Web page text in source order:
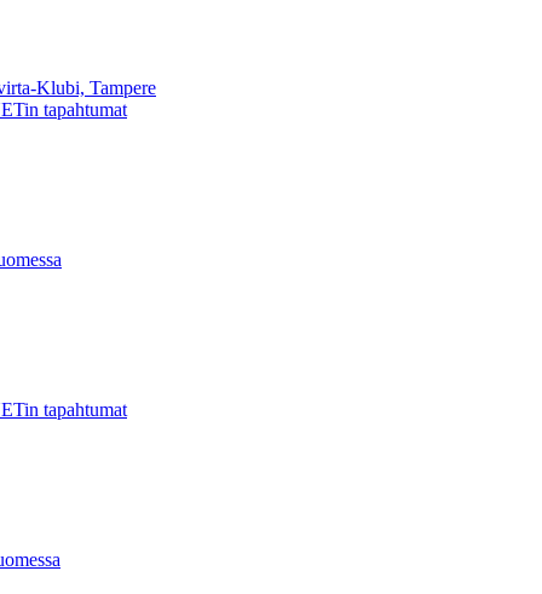
Klubi, Tampere
tapahtumat
tapahtumat